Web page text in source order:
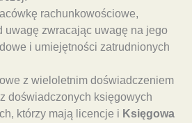
rachunkowościowe,
uwagę zwracając uwagę na jego
i umiejętności zatrudnionych
z wieloletnim doświadczeniem
doświadczonych księgowych
którzy mają licencje i Księgowa